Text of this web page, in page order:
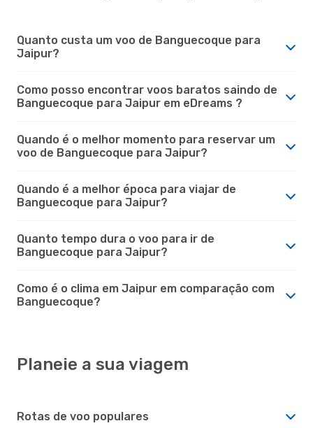
Quanto custa um voo de Banguecoque para
Jaipur?
Como posso encontrar voos baratos saindo de
Banguecoque para Jaipur em eDreams ?
Quando é o melhor momento para reservar um
voo de Banguecoque para Jaipur?
Quando é a melhor época para viajar de
Banguecoque para Jaipur?
Quanto tempo dura o voo para ir de
Banguecoque para Jaipur?
Como é o clima em Jaipur em comparação com
Banguecoque?
Planeie a sua viagem
Rotas de voo populares